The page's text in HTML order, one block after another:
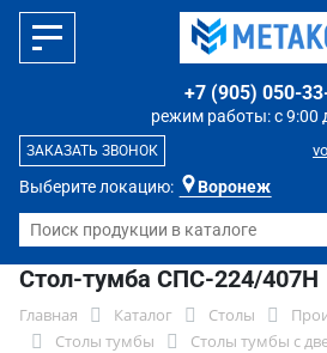
Выберите локацию: Воронеж
режим работы: с 9:00
+7 (905) 050-
ЗАКАЗАТЬ ЗВОНОК
Стол-тумба СПС-224/407Н
Главная Каталог Столы
Столы тумбы
Столы тумбы с